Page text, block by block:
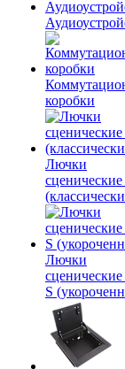
коробки
Лючки
Лючки
S